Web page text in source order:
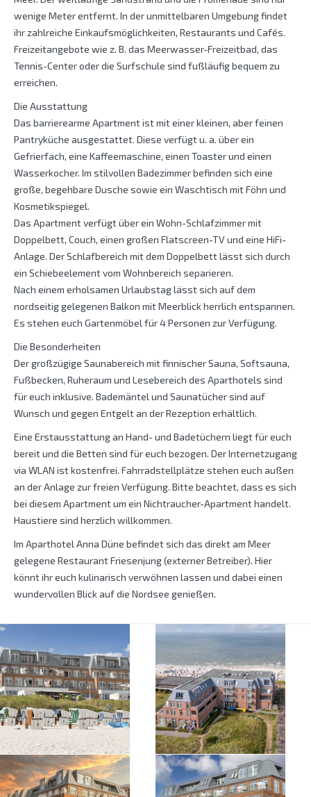
wenige Meter entfernt. In der unmittelbaren Umgebung findet
ihr zahlreiche Einkaufsmöglichkeiten, Restaurants und Cafés.
Freizeitangebote wie z. B. das Meerwasser-Freizeitbad, das
Tennis-Center oder die Surfschule sind fußläufig bequem zu
erreichen.
Die Ausstattung
Das barrierearme Apartment ist mit einer kleinen, aber feinen
Pantryküche ausgestattet. Diese verfügt u. a. über ein
Gefrierfach, eine Kaffeemaschine, einen Toaster und einen
Wasserkocher. Im stilvollen Badezimmer befinden sich eine
große, begehbare Dusche sowie ein Waschtisch mit Föhn und
Kosmetikspiegel.
Das Apartment verfügt über ein Wohn-Schlafzimmer mit
Doppelbett, Couch, einen großen Flatscreen-TV und eine HiFi-
Anlage. Der Schlafbereich mit dem Doppelbett lässt sich durch
ein Schiebeelement vom Wohnbereich separieren.
Nach einem erholsamen Urlaubstag lässt sich auf dem
nordseitig gelegenen Balkon mit Meerblick herrlich entspannen.
Es stehen euch Gartenmöbel für 4 Personen zur Verfügung.
Die Besonderheiten
Der großzügige Saunabereich mit finnischer Sauna, Softsauna,
Fußbecken, Ruheraum und Lesebereich des Aparthotels sind
für euch inklusive. Bademäntel und Saunatücher sind auf
Wunsch und gegen Entgelt an der Rezeption erhältlich.
Eine Erstausstattung an Hand- und Badetüchern liegt für euch
bereit und die Betten sind für euch bezogen. Der Internetzugang
via WLAN ist kostenfrei. Fahrradstellplätze stehen euch außen
an der Anlage zur freien Verfügung. Bitte beachtet, dass es sich
bei diesem Apartment um ein Nichtraucher-Apartment handelt.
Haustiere sind herzlich willkommen.
Im Aparthotel Anna Düne befindet sich das direkt am Meer
gelegene Restaurant Friesenjung (externer Betreiber). Hier
könnt ihr euch kulinarisch verwöhnen lassen und dabei einen
wundervollen Blick auf die Nordsee genießen.